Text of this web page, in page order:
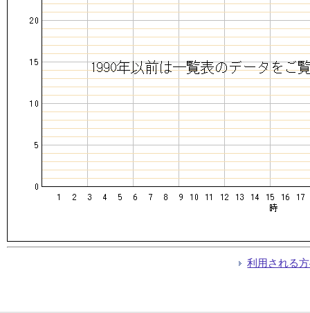
利用される